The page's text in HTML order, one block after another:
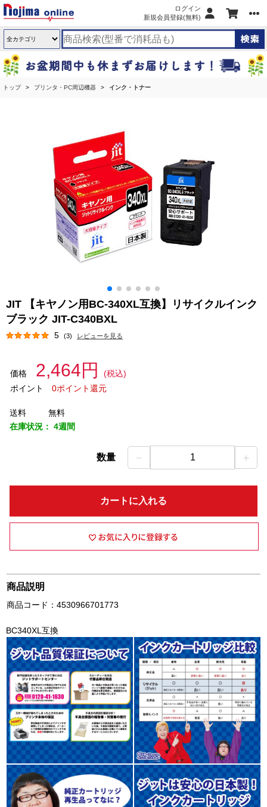
ログイン
新規会員登録(無料)
トップ プリンタ・PC周辺機器 インク・トナー
JIT 【キヤノン用BC-340XL互換】リサイクルインク
ブラック JIT-C340BXL
5 (3) レビューを見る
価格 2,464円
(税込)
ポイント
0ポイント還元
送料
無料
在庫状況： 4週間
数量 － 1 ＋
カートに入れる
商品説明
商品コード：4530966701773
BC340XL互換